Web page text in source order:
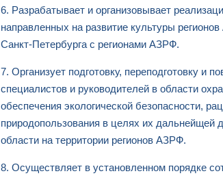
6. Разрабатывает и организовывает
направленных на развитие культуры
Санкт-Петербурга с регионами АЗРФ.
7. Организует подготовку, переподготовку и
специалистов и руководителей в области
обеспечения экологической безопасности,
природопользования в целях их дальнейщей
области на территории регионов АЗРФ.
8. Осуществляет в установленном порядке